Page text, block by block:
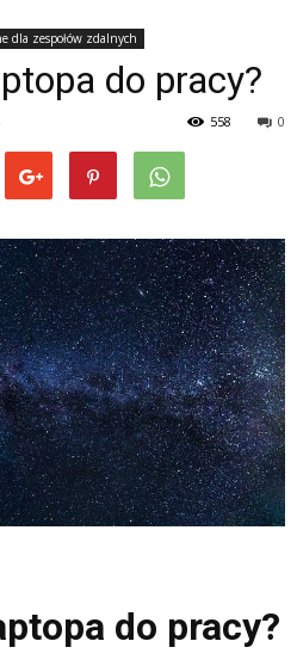
dla zespołów zdalnych
do pracy?
0
558
do pracy?